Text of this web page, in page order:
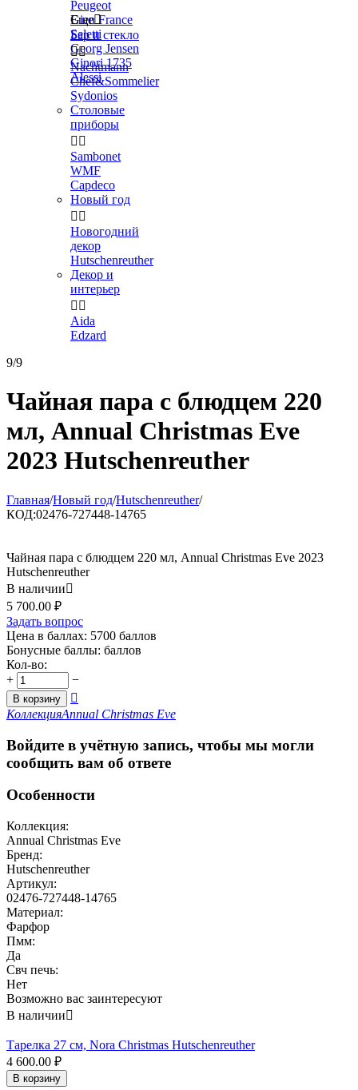
Peugeot
Gien France
Seletti
Georg Jensen
Ginori 1735
Alessi
Еще
Бар и стекло

Nachtmann
Chef&Sommelier
Sydonios
Столовые
приборы
 
Sambonet
WMF
Capdeco
Новый год
 
Новогодний
декор
Hutschenreuther
Декор и
интерьер
 
Aida
Edzard
9/9
Чайная пара с блюдцем 220
мл, Annual Christmas Eve
2023 Hutschenreuther
Главная/Новый год/Hutschenreuther/
КОД:02476-727448-14765
Чайная пара с блюдцем 220 мл, Annual Christmas Eve 2023
Hutschenreuther
В наличии
5 700.00 ₽
Задать вопрос
Цена в баллах: 5700 баллов
Бонусные баллы: баллов
Кол-во:
+
−
В корзину

КоллекцияAnnual Christmas Eve
Войдите в учётную запись, чтобы мы могли
сообщить вам об ответе
Особенности
Коллекция:
Annual Christmas Eve
Бренд:
Hutschenreuther
Артикул:
02476-727448-14765
Материал:
Фарфор
Пмм:
Да
Свч печь:
Нет
Возможно вас заинтересуют
В наличии
Тарелка 27 см, Nora Christmas Hutschenreuther
4 600.00 ₽
В корзину